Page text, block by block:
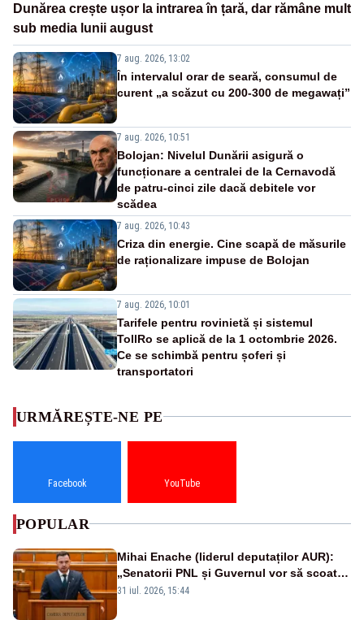
Dunărea crește ușor la intrarea în țară, dar rămâne mult
sub media lunii august
7 aug. 2026, 13:02
În intervalul orar de seară, consumul de
curent „a scăzut cu 200-300 de megawați”
7 aug. 2026, 10:51
Bolojan: Nivelul Dunării asigură o
funcționare a centralei de la Cernavodă
de patru-cinci zile dacă debitele vor
scădea
7 aug. 2026, 10:43
Criza din energie. Cine scapă de măsurile
de raționalizare impuse de Bolojan
7 aug. 2026, 10:01
Tarifele pentru rovinietă și sistemul
TollRo se aplică de la 1 octombrie 2026.
Ce se schimbă pentru șoferi și
transportatori
URMĂREȘTE-NE PE
Facebook YouTube
POPULAR
Mihai Enache (liderul deputaților AUR):
„Senatorii PNL și Guvernul vor să scoată
la vânzare bunuri publice pentru a stinge
31 iul. 2026, 15:44